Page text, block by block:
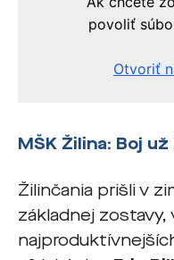
MŠK Žilina: Boj
Žilinčania prišli v
základnej zostavy,